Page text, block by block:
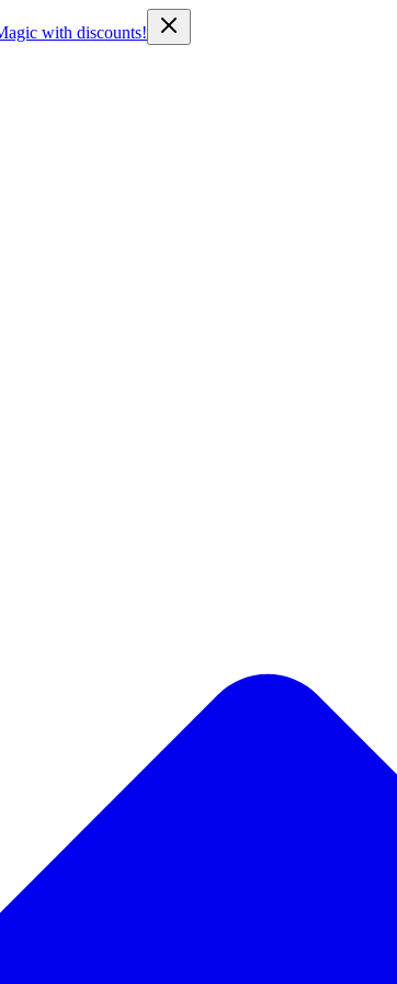
with discounts!